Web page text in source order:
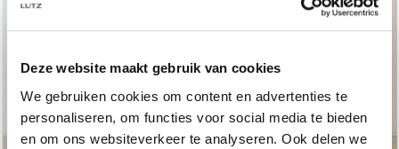
Deze website maakt gebruik van cookies
We gebruiken cookies om content en advertenties te
personaliseren, om functies voor social media te bieden
en om ons websiteverkeer te analyseren. Ook delen we